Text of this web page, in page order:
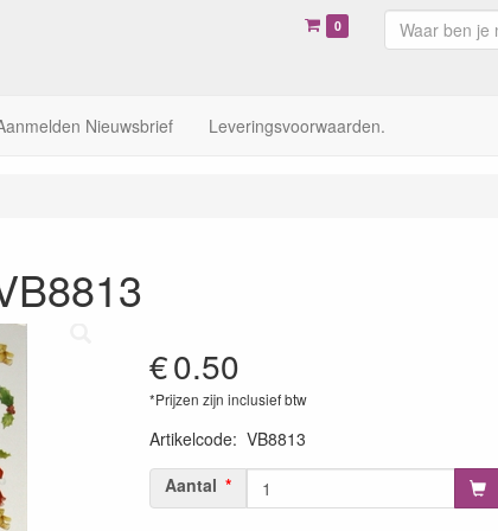
0
Nieuwsbrief Leveringsvoorwaarden.
€0.50
*Prijzen zijn inclusief btw
Artikelcode: VB8813
Aantal